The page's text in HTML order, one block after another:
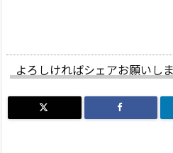
よろしければシェアお願いし